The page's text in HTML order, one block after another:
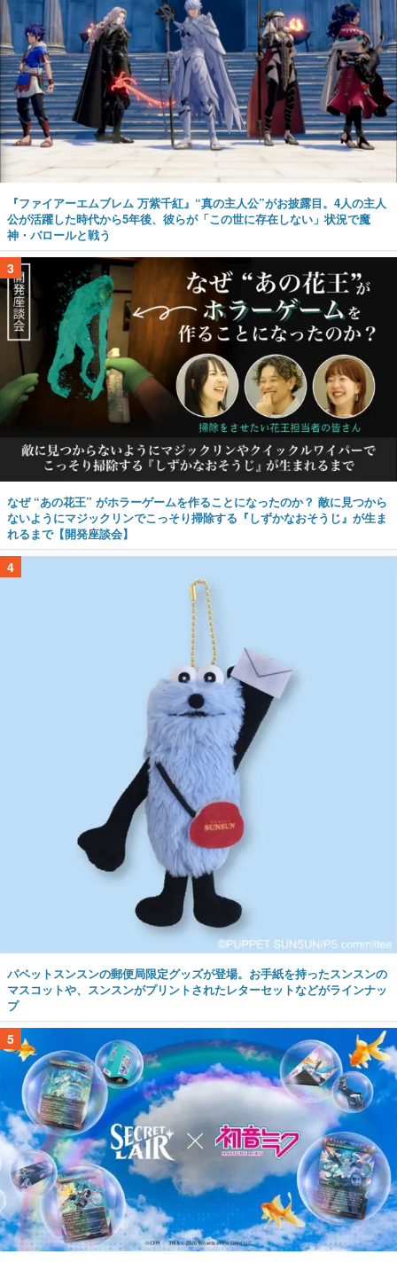
『ファイアーエムブレム 万紫千紅』“真の主人公”がお披露目。4人の主人
公が活躍した時代から5年後、彼らが「この世に存在しない」状況で魔
神・バロールと戦う
3
なぜ “あの花王” がホラーゲームを作ることになったのか？ 敵に見つから
ないようにマジックリンでこっそり掃除する『しずかなおそうじ』が生ま
れるまで【開発座談会】
4
パペットスンスンの郵便局限定グッズが登場。お手紙を持ったスンスンの
マスコットや、スンスンがプリントされたレターセットなどがラインナッ
プ
5